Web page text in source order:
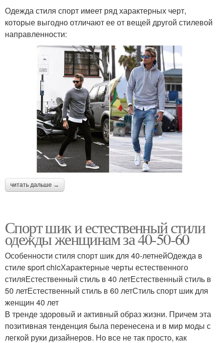
Одежда стиля спорт имеет ряд характерных черт,
которые выгодно отличают ее от вещей другой стилевой
направленности:
читать дальше →
Спорт шик и естественный стили
одежды женщинам за 40-50-60
Особенности стиля спорт шик для 40-летнейОдежда в
стиле sport chicХарактерные черты естественного
стиляЕстественный стиль в 40 летЕстественный стиль в
50 летЕстественный стиль в 60 летСтиль спорт шик для
женщин 40 лет
В тренде здоровый и активный образ жизни. Причем эта
позитивная тенденция была перенесена и в мир моды с
легкой руки дизайнеров. Но все не так просто, как